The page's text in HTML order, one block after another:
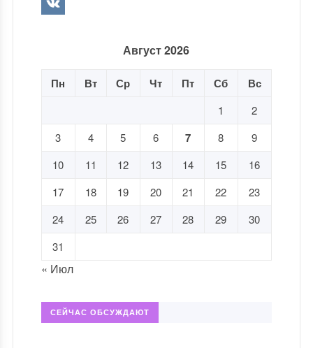
Август 2026
Пн Вт Ср Чт Пт Сб Вс
1
2
3
4 5 6 7 8
9
10
11 12 13 14 15
16
17
18 19 20 21 22
23
24
25 26 27 28 29
30
31
« Июл
СЕЙЧАС ОБСУЖДАЮТ